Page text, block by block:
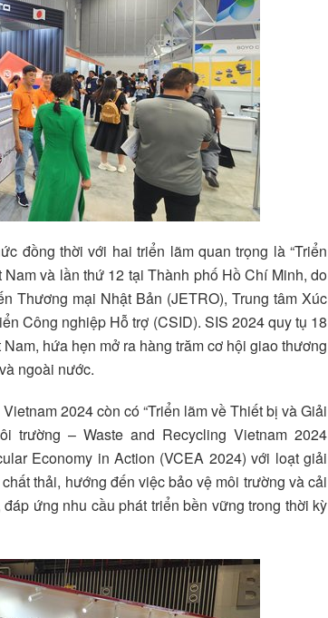
đồng thời với hai triển lãm quan trọng là “Triển
và lần thứ 12 tại Thành phố Hồ Chí Minh, do
Thương mại Nhật Bản (JETRO), Trung tâm Xúc
Công nghiệp Hỗ trợ (CSID). SIS 2024 quy tụ 18
hứa hẹn mở ra hàng trăm cơ hội giao thương
ngoài nước.
2024 còn có “Triển lãm về Thiết bị và Giải
trường – Waste and Recycling Vietnam 2024
Economy in Action (VCEA 2024) với loạt giải
thải, hướng đến việc bảo vệ môi trường và cải
ứng nhu cầu phát triển bền vững trong thời kỳ